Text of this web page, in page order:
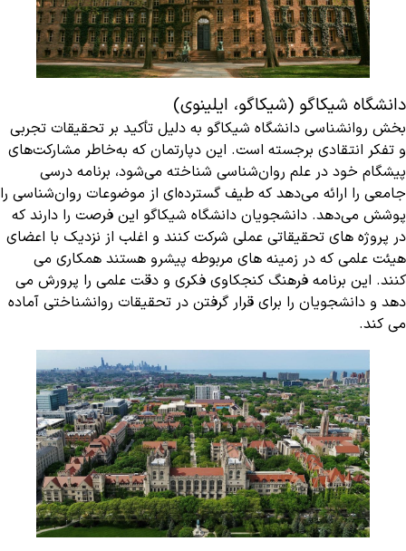
دانشگاه شیکاگو (شیکاگو، ایلینوی)
بخش روانشناسی دانشگاه شیکاگو به دلیل تأکید بر تحقیقات تجربی
و تفکر انتقادی برجسته است. این دپارتمان که به‌خاطر مشارکت‌های
پیشگام خود در علم روان‌شناسی شناخته می‌شود، برنامه درسی
جامعی را ارائه می‌دهد که طیف گسترده‌ای از موضوعات روان‌شناسی را
پوشش می‌دهد. دانشجویان دانشگاه شیکاگو این فرصت را دارند که
در پروژه های تحقیقاتی عملی شرکت کنند و اغلب از نزدیک با اعضای
هیئت علمی که در زمینه های مربوطه پیشرو هستند همکاری می
کنند. این برنامه فرهنگ کنجکاوی فکری و دقت علمی را پرورش می
دهد و دانشجویان را برای قرار گرفتن در تحقیقات روانشناختی آماده
می کند.